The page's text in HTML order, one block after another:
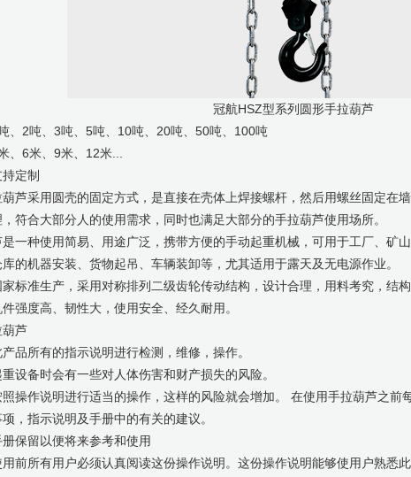
冠航HSZ型系列圆形手拉葫芦
、2吨、3吨、5吨、10吨、20吨、50吨、100吨
、6米、9米、12米...
定制
葫芦采用圆壳的固定方式，是直接在壳体上焊接螺杆，然后用螺丝固定在
符合大部分人的使用需求，同时也满足大部分的手拉葫芦使用场所。
一种使用简易、用途广泛，携带方便的手动起重机械，可用于工厂、矿
的机器安装、货物起吊、车辆装卸等，尤其适用于露天及无电源作业。
家标准生产，采用对称排列二级齿轮传动结构，设计合理，用料考究，结
强度高、韧性大，使用安全、经久耐用。
葫芦
品所有的指示说明进行检测，维修，操作。
设备时会有一些对人体伤害和财产损失的风险。
操作说明进行适当的操作，这样的风险就会增加。 在使用手拉葫芦之前
，指示说明及手册中的有关的建议。
保留以便将来参考和使用
前所有用户必须认真阅读这份操作说明。这份操作说明能够使用户熟悉